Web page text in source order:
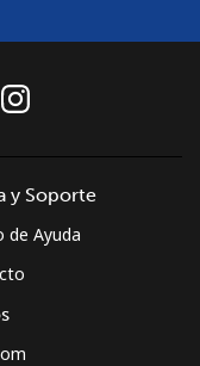
y Soporte
de Ayuda